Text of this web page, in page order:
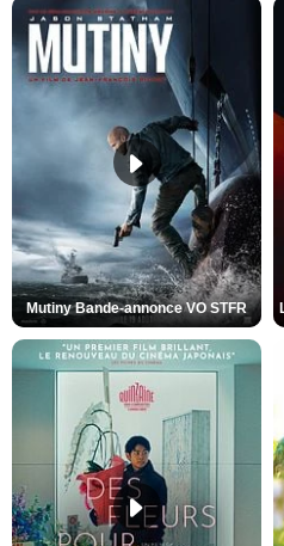
Mutiny Bande-annonce VO STFR